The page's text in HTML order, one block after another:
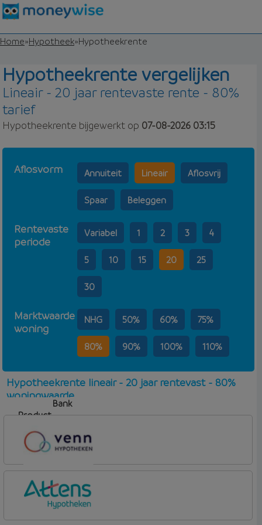
Home»Hypotheek»Hypotheekrente
Hypotheekrente vergelijken
Lineair - 20 jaar rentevaste rente - 80%
tarief
Hypotheekrente bijgewerkt op 07-08-2026 03:15
Aflosvorm Annuiteit Lineair Aflosvrij
Spaar Beleggen
Rentevaste
periode
Variabel 1 2 3 4
5 10 15 20 25
30
Marktwaarde
woning
NHG 50% 60% 75%
80% 90% 100% 110%
Hypotheekrente lineair - 20 jaar rentevast - 80%
woningwaarde
Bank
Product
Venn Hypotheken